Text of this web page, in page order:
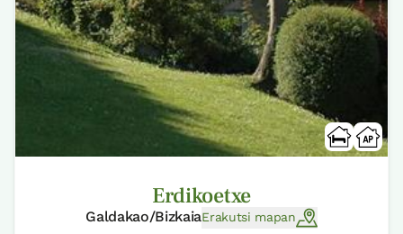
Erdikoetxe
Galdakao/BizkaiaErakutsi mapan